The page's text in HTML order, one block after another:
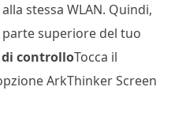
stessa WLAN. Quindi,
superiore del tuo
di controlloTocca il
ArkThinker Screen